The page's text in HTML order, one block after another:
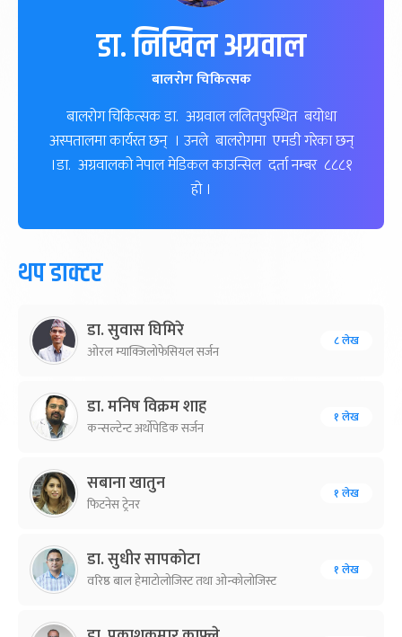
डा. निखिल अग्रवाल
बालरोग चिकित्सक
बालरोग चिकित्सक डा. अग्रवाल ललितपुरस्थित बयोधा
अस्पतालमा कार्यरत छन् । उनले बालरोगमा एमडी गरेका छन्
।डा. अग्रवालको नेपाल मेडिकल काउन्सिल दर्ता नम्बर ८८८१
हो ।
थप डाक्टर
डा. सुवास घिमिरे
ओरल म्याक्जिलोफेसियल सर्जन
८ लेख
डा. मनिष विक्रम शाह
कन्सल्टेन्ट अर्थोपेडिक सर्जन
१ लेख
सबाना खातुन
फिटनेस ट्रेनर
१ लेख
डा. सुधीर सापकोटा
वरिष्ठ बाल हेमाटोलोजिस्ट तथा ओन्कोलोजिस्ट
१ लेख